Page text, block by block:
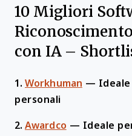
10 Migliori
con IA –
1. Workhuman —
personali
2. Awardco — Ideale